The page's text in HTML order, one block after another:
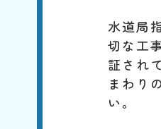
水道局
切な工
証され
まわり
い。